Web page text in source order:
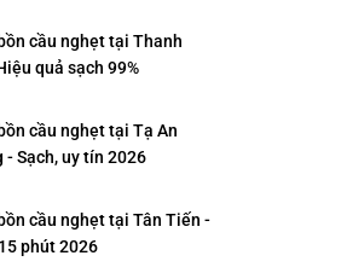
cầu nghẹt tại Thanh
quả sạch 99%
cầu nghẹt tại Tạ An
- Sạch, uy tín 2026
cầu nghẹt tại Tân Tiến -
phút 2026